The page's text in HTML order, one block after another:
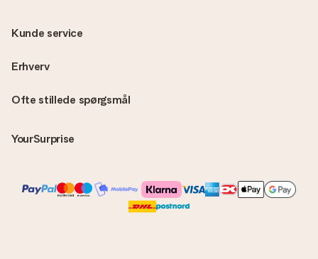
Ofte stillede spørgsmål
YourSurprise
Kunde service
Erhverv